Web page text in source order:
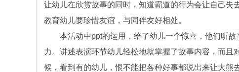
让幼儿在欣赏故事的同时，知道霸道的行为会让自己失
教育幼儿要珍惜友谊，与同伴友好相处。
本活动中ppt的运用，给了幼儿一个惊喜，他们听故
力。讲述表演环节幼儿轻松地就掌握了故事内容，而
候，看到有的幼儿，恨不能把各种好事都说出来让大